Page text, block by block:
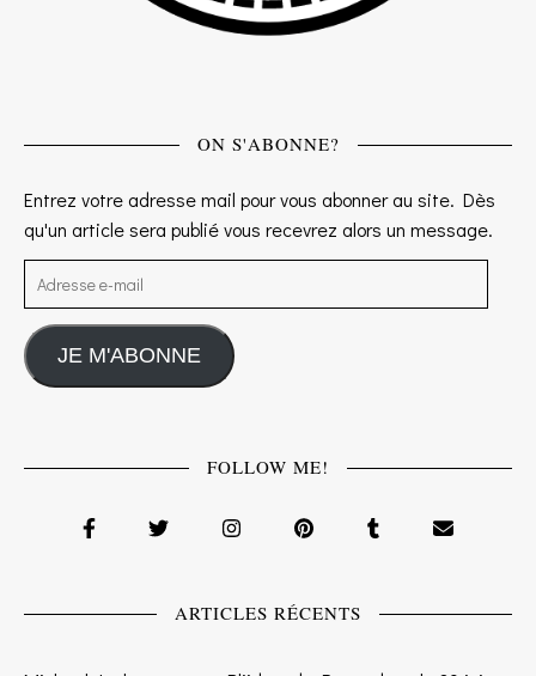
ON S'ABONNE?
Entrez votre adresse mail pour vous abonner au site. Dès
qu'un article sera publié vous recevrez alors un message.
Adresse e-mail
JE M'ABONNE
FOLLOW ME!
ARTICLES RÉCENTS